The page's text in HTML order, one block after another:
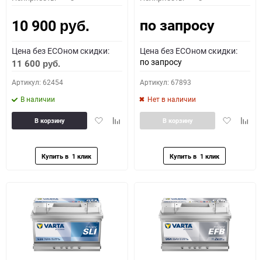
10 900 руб.
Цена без ECOном скидки:
11 600 руб.
Артикул: 62454
В наличии
ДобавитьДобавить
В корзину
по запросу
Цена без ECOном скидки:
по запросу
Артикул: 67893
Нет в наличии
Добавить
В корзину